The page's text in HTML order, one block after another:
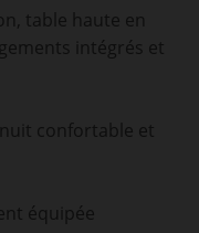
table haute en
intégrés et
confortable et
équipée